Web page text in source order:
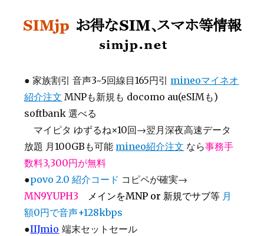
● 家族割引 音声3~5回線目165円引 mineoマイネオ
紹介注文 MNPも新規も docomo au(eSIMも)
softbank 選べる
マイピタ ゆずるね×10回→翌月深夜高速データ
放題 月100GBも可能 mineo紹介注文 なら事務手
数料3,300円が無料
●povo 2.0 紹介コード コピペが確実→
MN9YUPH3
メインをMNP or 新規でサブ等 月
額0円で音声+128kbps
●IIJmio 端末セットセール